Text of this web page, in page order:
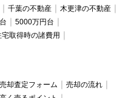
千葉の不動産
木更津の不動産
5000万円台
宅取得時の諸費用
売却査定フォーム
売却の流れ